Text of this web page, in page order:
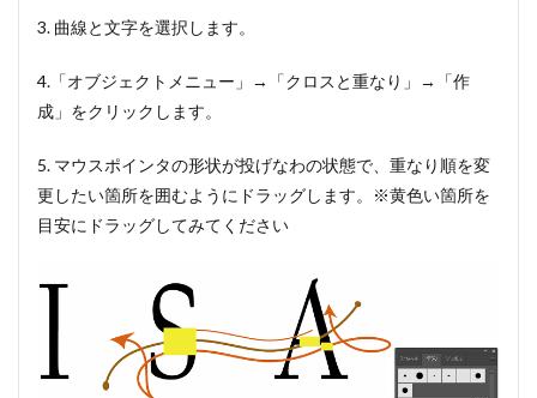
3. 曲線と文字を選択します。
4.「オブジェクトメニュー」→「クロスと重なり」→「作
成」をクリックします。
5. マウスポインタの形状が投げなわの状態で、重なり順を変
更したい箇所を囲むようにドラッグします。※黄色い箇所を
目安にドラッグしてみてください